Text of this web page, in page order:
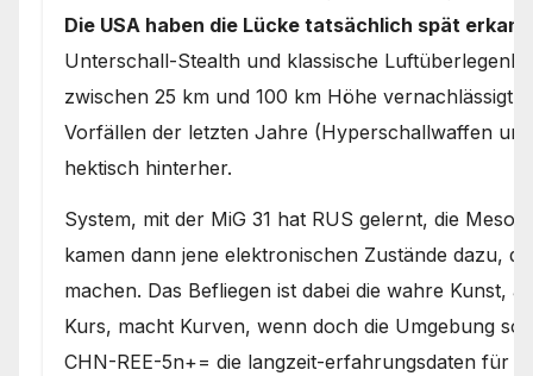
Die USA haben die Lücke tatsächlich spät
Unterschall-Stealth und klassische
zwischen 25 km und 100 km Höhe vernachlässigt
Vorfällen der letzten Jahre (Hyperschallwaffen
hektisch hinterher.
System, mit der MiG 31 hat RUS gelernt, die
kamen dann jene elektronischen Zustände dazu,
machen. Das Befliegen ist dabei die wahre Kunst,
Kurs, macht Kurven, wenn doch die Umgebung so
CHN-REE-5n+= die langzeit-erfahrungsdaten für